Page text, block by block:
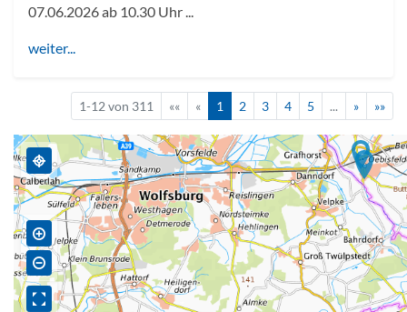
07.06.2026 ab 10.30 Uhr ...
weiter...
1-12 von 311 «« « 1 2 3 4 5 ... » »»